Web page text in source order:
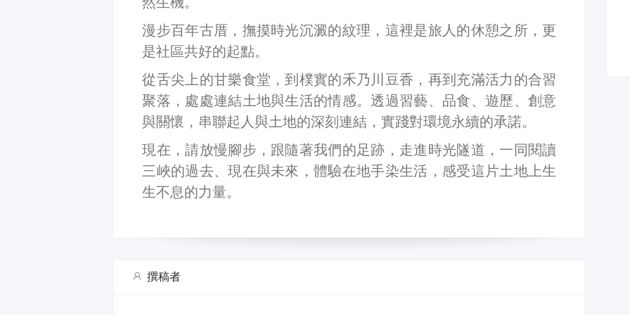
漫步百年古厝，撫摸時光沉澱的紋理，這裡是旅人的休憩之所，更
是社區共好的起點。
從舌尖上的甘樂食堂，到樸實的禾乃川豆香，再到充滿活力的合習
聚落，處處連結土地與生活的情感。透過習藝、品食、遊歷、創意
與關懷，串聯起人與土地的深刻連結，實踐對環境永續的承諾。
現在，請放慢腳步，跟隨著我們的足跡，走進時光隧道，一同閱讀
三峽的過去、現在與未來，體驗在地手染生活，感受這片土地上生
生不息的力量。
撰稿者